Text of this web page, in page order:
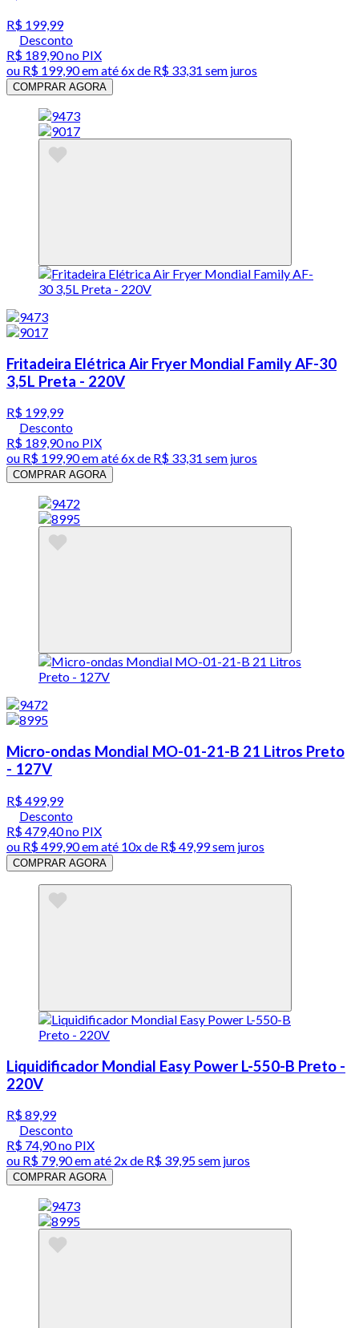
R$ 199,99
Desconto
R$ 189,90no PIX
ou R$ 199,90em até6x de R$ 33,31 sem juros
COMPRAR AGORA
Fritadeira Elétrica Air Fryer Mondial Family AF-30
3,5L Preta - 220V
R$ 199,99
Desconto
R$ 189,90no PIX
ou R$ 199,90em até6x de R$ 33,31 sem juros
COMPRAR AGORA
Micro-ondas Mondial MO-01-21-B 21 Litros Preto
- 127V
R$ 499,99
Desconto
R$ 479,40no PIX
ou R$ 499,90em até 10x de R$ 49,99 sem juros
COMPRAR AGORA
Liquidificador Mondial Easy Power L-550-B Preto -
220V
R$ 89,99
Desconto
R$ 74,90no PIX
ou R$ 79,90em até 2x de R$ 39,95 sem juros
COMPRAR AGORA